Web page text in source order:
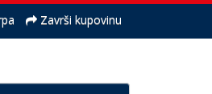
Završi kupovinu